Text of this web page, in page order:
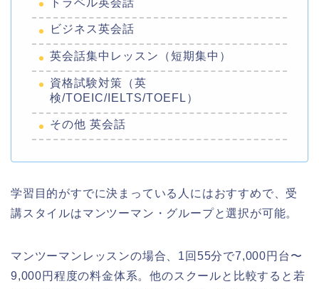
ビジネス英会話
英会話集中レッスン（短期集中）
資格試験対策（英
検/TOEIC/IELTS/TOEFL）
その他 英会話
学習目的がすでに決まっている人にはおすすめで、受
講スタイルはマンツーマン・グループと選択が可能。
マンツーマンレッスンの場合、1回55分で7,000円台〜
9,000円程度の料金体系。他のスクールと比較すると若